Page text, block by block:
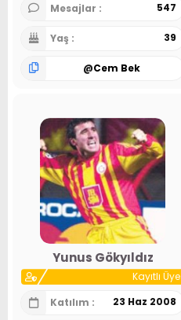
Mesajlar 547
Yaş 39
@Cem Bek
Yunus Gökyıldız
Kayıtlı Üye
Katılım
23 Haz 2008